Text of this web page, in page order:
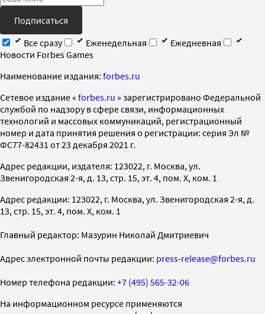
Подписаться
Все сразу
Еженедельная
Ежедневная
Новости Forbes Games
Наименование издания: forbes.ru
Cетевое издание « forbes.ru » зарегистрировано Федеральной
службой по надзору в сфере связи, информационных
технологий и массовых коммуникаций, регистрационный
номер и дата принятия решения о регистрации: серия Эл №
ФС77-82431 от 23 декабря 2021 г.
Адрес редакции, издателя: 123022, г. Москва, ул.
Звенигородская 2-я, д. 13, стр. 15, эт. 4, пом. X, ком. 1
Адрес редакции: 123022, г. Москва, ул. Звенигородская 2-я, д.
13, стр. 15, эт. 4, пом. X, ком. 1
Главный редактор: Мазурин Николай Дмитриевич
Адрес электронной почты редакции: press-release@forbes.ru
Номер телефона редакции: +7 (495) 565-32-06
На информационном ресурсе применяются